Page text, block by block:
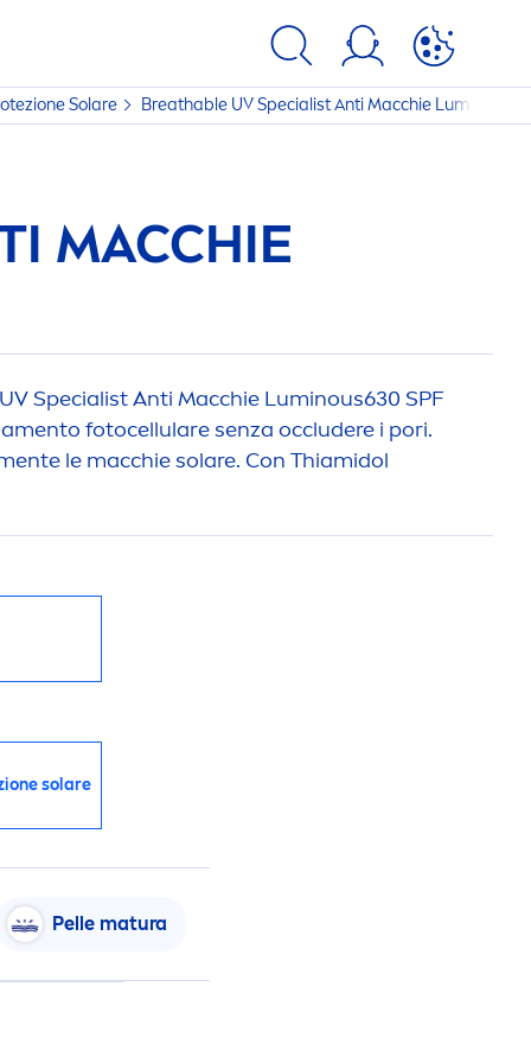
Solare Breathable UV Specialist Anti Macchie Luminous
MACCHIE
Specialist Anti Macchie Luminous630 SPF
mento fotocellulare senza occludere i pori.
te le macchie solare. Con Thiamidol
solare
Pelle matura